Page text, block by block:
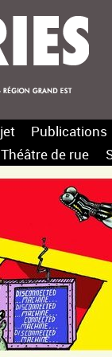
Publications
de rue